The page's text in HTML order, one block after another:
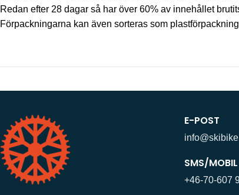
Redan efter 28 dagar så har över 60% av innehållet
Förpackningarna kan även sorteras som
E-POST
SMS/MOBIL
+46-70-607